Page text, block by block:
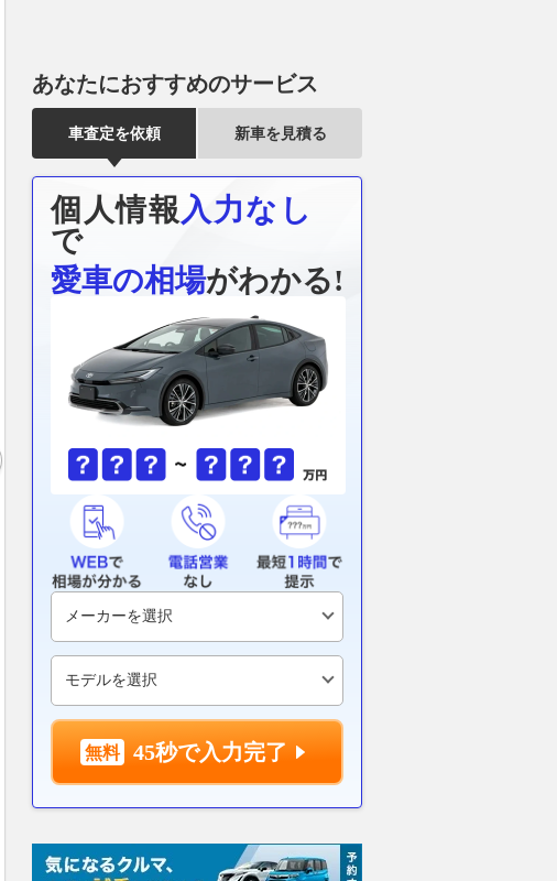
新型SUV「CX-5」は室内にも
注目！ マツダ初の「Googleビ
ルトイン」搭載でどう変わっ
た？ パイオニアのナビアプリ
「コッチ」を使って感じた“驚
2026.08.08 VAGUE
GT500クラスの秘密をNISMO
が語る！ 開発領域が少ないな
2026.08.08 WEB CARTOP
あなたにおすすめのサービス
車査定を依頼 新車を見積る
個人情報 入力なし
で
愛車の相場がわかる!
45秒で入力完了